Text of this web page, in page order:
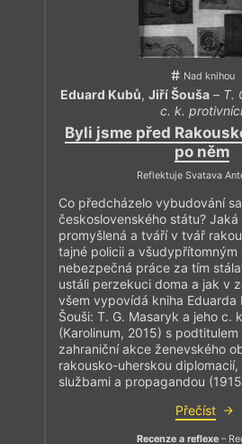
Nad knihou
Eduard Kubů, Jiří Šouša– T.
c. k. protivníci
Byli jsme před
po něm
Reflektuje Svatava
Co předcházelo vybudování
československého státu? Jaká
promyšlená a tváří v tvář
tajné policii a všudypřítomným
nebezpečná práce za tím
ustáli perzekuci doma a jak v
všem vypovídá kniha Eduarda
Šouši: T. G. Masaryk a jeho c.
(Karolinum, 2015) s
zahraniční akce ženevského
rakousko-uherskou
službami a propagandou
Přečíst
Recenze a reflexe–